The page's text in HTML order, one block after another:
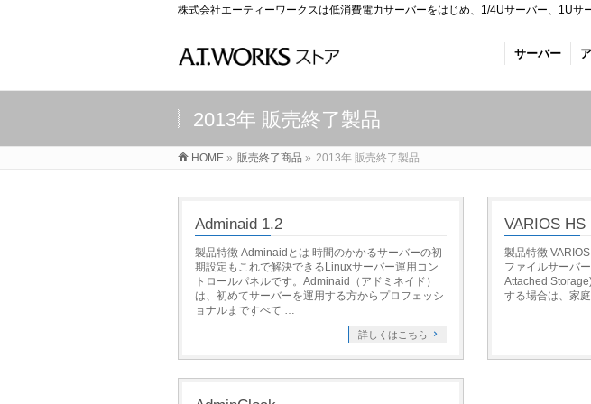
株式会社エーティーワークスは低消費電力サーバーをはじめ、1/4Uサーバー、1Uサ
サーバー
2013年 販売終了製品
HOME » 販売終了商品 » 2013年 販売終了製品
Adminaid 1.2
製品特徴 Adminaidとは 時間のかかるサーバーの初
期設定もこれで解決できるLinuxサーバー運用コン
トロールパネルです。Adminaid（アドミネイド）
は、初めてサーバーを運用する方からプロフェッシ
ョナルまですべて …
詳しくはこちら
VARIOS HS
製品特徴
ファイルサーバ
Attached
する場合は、家